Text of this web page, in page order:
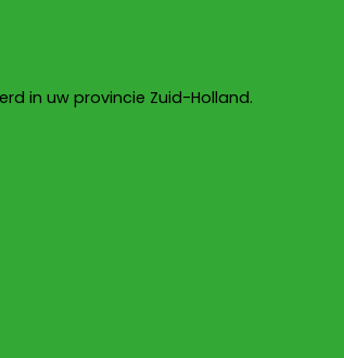
in uw provincie Zuid-Holland.